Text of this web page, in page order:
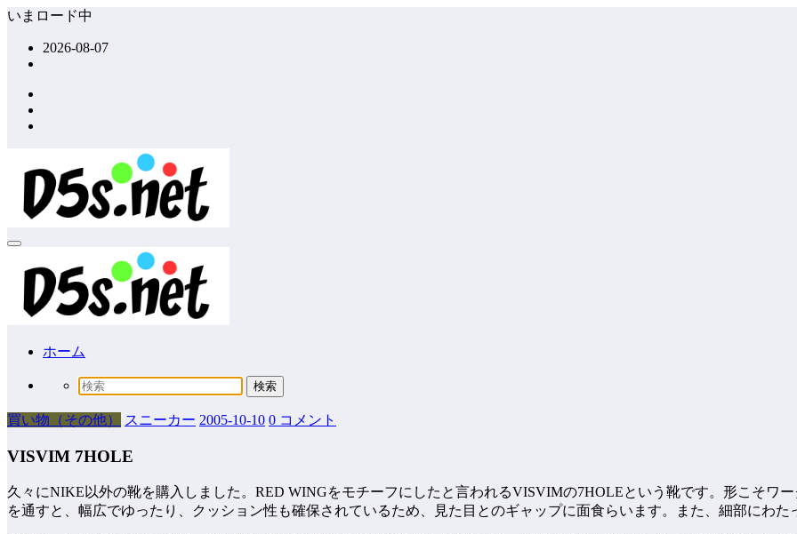
コ
いまロード中
2026-08-07
ホーム
買い物（その他） スニーカー 2005-10-10 0 コメント
VISVIM 7HOLE
久々にNIKE以外の靴を購入しました。RED WINGをモチーフにしたと言われるVISVIMの7HOLEという靴です。形こそワ
を通すと、幅広でゆったり、クッション性も確保されているため、見た目とのギャップに面食らいます。また、細部にわ